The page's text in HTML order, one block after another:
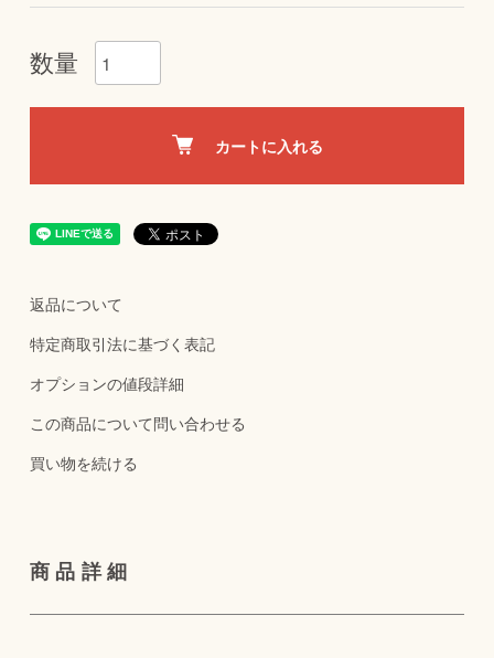
数量
カートに入れる
返品について
特定商取引法に基づく表記
オプションの値段詳細
この商品について問い合わせる
買い物を続ける
商品詳細